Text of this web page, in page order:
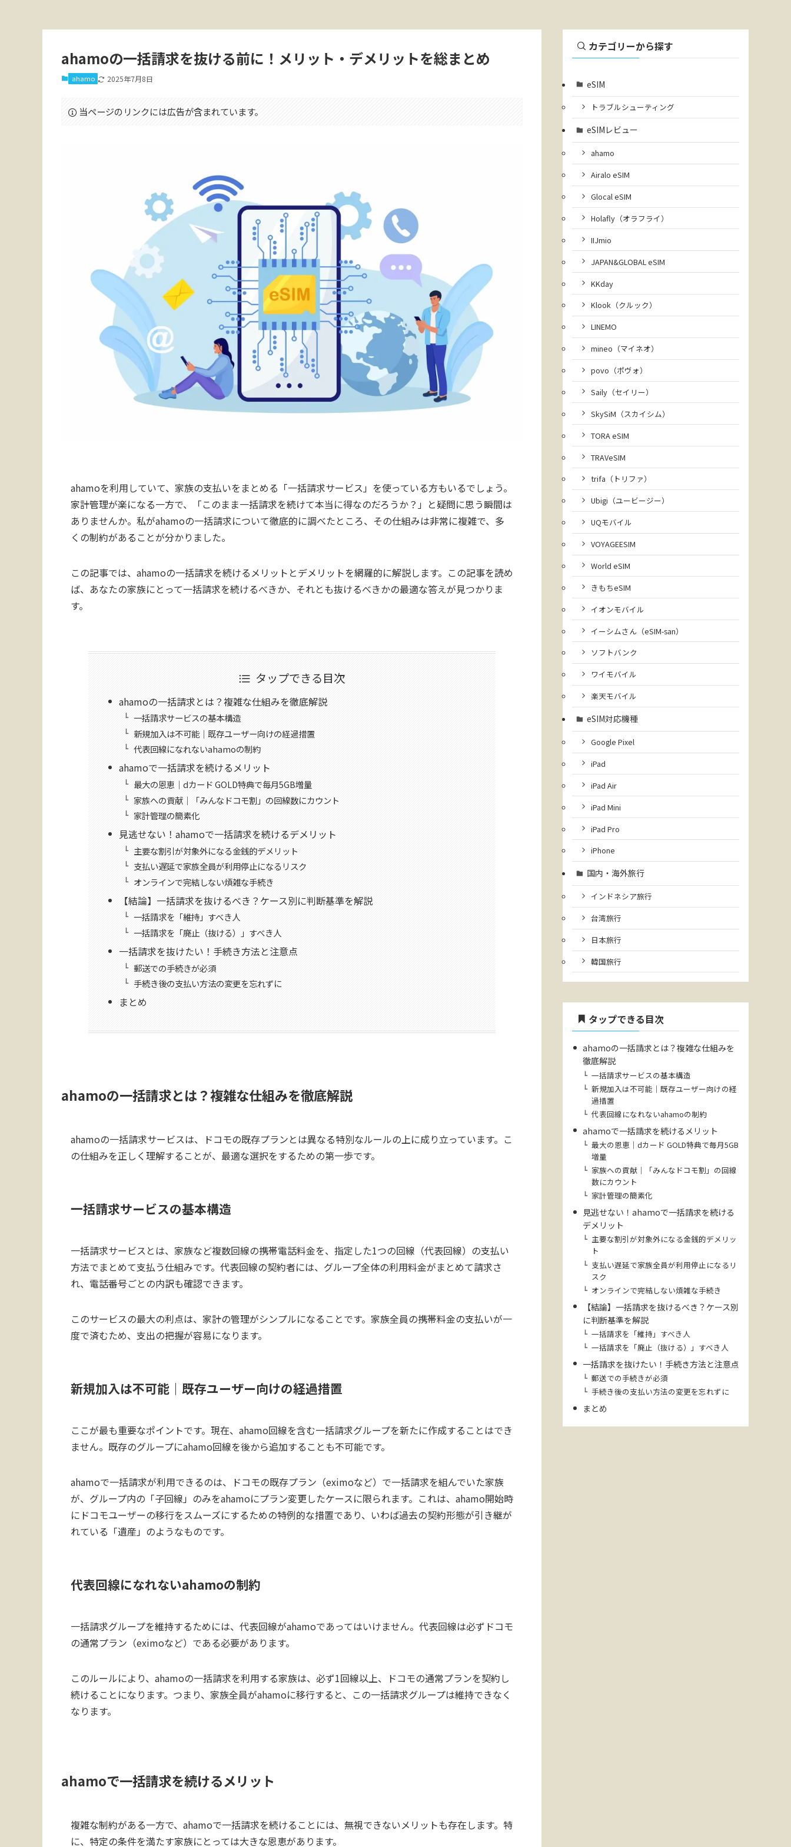
ahamoの一括請求を抜ける前に！メリット・デメリットを総まとめ
ahamo 2025年7月8日
当ページのリンクには広告が含まれています。
ahamoを利用していて、家族の支払いをまとめる「一括請求サービス」を使っている方もいるでしょう。
家計管理が楽になる一方で、「このまま一括請求を続けて本当に得なのだろうか？」と疑問に思う瞬間は
ありませんか。私がahamoの一括請求について徹底的に調べたところ、その仕組みは非常に複雑で、多
くの制約があることが分かりました。
この記事では、ahamoの一括請求を続けるメリットとデメリットを網羅的に解説します。この記事を読め
ば、あなたの家族にとって一括請求を続けるべきか、それとも抜けるべきかの最適な答えが見つかりま
す。
タップできる目次
ahamoの一括請求とは？複雑な仕組みを徹底解説
一括請求サービスの基本構造
新規加入は不可能｜既存ユーザー向けの経過措置
代表回線になれないahamoの制約
ahamoで一括請求を続けるメリット
最大の恩恵｜dカード GOLD特典で毎月5GB増量
家族への貢献｜「みんなドコモ割」の回線数にカウント
家計管理の簡素化
見逃せない！ahamoで一括請求を続けるデメリット
主要な割引が対象外になる金銭的デメリット
支払い遅延で家族全員が利用停止になるリスク
オンラインで完結しない煩雑な手続き
【結論】一括請求を抜けるべき？ケース別に判断基準を解説
一括請求を「維持」すべき人
一括請求を「廃止（抜ける）」すべき人
一括請求を抜けたい！手続き方法と注意点
郵送での手続きが必須
手続き後の支払い方法の変更を忘れずに
まとめ
ahamoの一括請求とは？複雑な仕組みを徹底解説
ahamoの一括請求サービスは、ドコモの既存プランとは異なる特別なルールの上に成り立っています。こ
の仕組みを正しく理解することが、最適な選択をするための第一歩です。
一括請求サービスの基本構造
一括請求サービスとは、家族など複数回線の携帯電話料金を、指定した1つの回線（代表回線）の支払い
方法でまとめて支払う仕組みです。代表回線の契約者には、グループ全体の利用料金がまとめて請求さ
れ、電話番号ごとの内訳も確認できます。
このサービスの最大の利点は、家計の管理がシンプルになることです。家族全員の携帯料金の支払いが一
度で済むため、支出の把握が容易になります。
新規加入は不可能｜既存ユーザー向けの経過措置
ここが最も重要なポイントです。現在、ahamo回線を含む一括請求グループを新たに作成することはでき
ません。既存のグループにahamo回線を後から追加することも不可能です。
ahamoで一括請求が利用できるのは、ドコモの既存プラン（eximoなど）で一括請求を組んでいた家族
が、グループ内の「子回線」のみをahamoにプラン変更したケースに限られます。これは、ahamo開始時
にドコモユーザーの移行をスムーズにするための特例的な措置であり、いわば過去の契約形態が引き継が
れている「遺産」のようなものです。
代表回線になれないahamoの制約
一括請求グループを維持するためには、代表回線がahamoであってはいけません。代表回線は必ずドコモ
の通常プラン（eximoなど）である必要があります。
このルールにより、ahamoの一括請求を利用する家族は、必ず1回線以上、ドコモの通常プランを契約し
続けることになります。つまり、家族全員がahamoに移行すると、この一括請求グループは維持できなく
なります。
ahamoで一括請求を続けるメリット
複雑な制約がある一方で、ahamoで一括請求を続けることには、無視できないメリットも存在します。特
に、特定の条件を満たす家族にとっては大きな恩恵があります。
カテゴリーから探す
eSIM
トラブルシューティング
eSIMレビュー
ahamo
Airalo eSIM
Glocal eSIM
Holafly（オラフライ）
IIJmio
JAPAN&GLOBAL eSIM
KKday
Klook（クルック）
LINEMO
mineo（マイネオ）
povo（ポヴォ）
Saily（セイリー）
SkySiM（スカイシム）
TORA eSIM
TRAVeSIM
trifa（トリファ）
Ubigi（ユービージー）
UQモバイル
VOYAGEESIM
World eSIM
きもちeSIM
イオンモバイル
イーシムさん（eSIM-san）
ソフトバンク
ワイモバイル
楽天モバイル
eSIM対応機種
Google Pixel
iPad
iPad Air
iPad Mini
iPad Pro
iPhone
国内・海外旅行
インドネシア旅行
台湾旅行
日本旅行
韓国旅行
タップできる目次
ahamoの一括請求とは？複雑な仕組みを
徹底解説
一括請求サービスの基本構造
新規加入は不可能｜既存ユーザー向けの経
過措置
代表回線になれないahamoの制約
ahamoで一括請求を続けるメリット
最大の恩恵｜dカード GOLD特典で毎月5GB
増量
家族への貢献｜「みんなドコモ割」の回線
数にカウント
家計管理の簡素化
見逃せない！ahamoで一括請求を続ける
デメリット
主要な割引が対象外になる金銭的デメリッ
ト
支払い遅延で家族全員が利用停止になるリ
スク
オンラインで完結しない煩雑な手続き
【結論】一括請求を抜けるべき？ケース別
に判断基準を解説
一括請求を「維持」すべき人
一括請求を「廃止（抜ける）」すべき人
一括請求を抜けたい！手続き方法と注意点
郵送での手続きが必須
手続き後の支払い方法の変更を忘れずに
まとめ